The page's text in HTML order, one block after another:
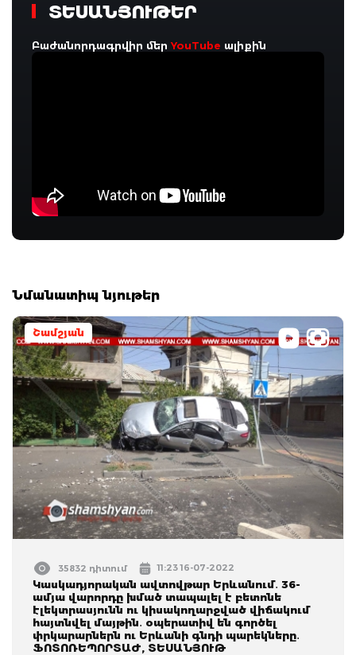
ՏԵՍԱՆՅՈՒԹԵՐ
Բաժանորդագրվիր մերYouTube ալիքին
Նմանատիպ նյութեր
Շամշյան
35832 դիտում 11:23 16-07-2022
Կասկադյորական ավտովթար Երևանում․ 36-
ամյա վարորդը խմած տապալել է բետոնե
էլեկտրասյունն ու կիսակողարջված վիճակում
հայտնվել մայթին․ օպերատիվ են գործել
փրկարարներն ու Երևանի գնդի պարեկները․
ՖՈՏՈՌԵՊՈՐՏԱԺ, ՏԵՍԱՆՅՈՒԹ